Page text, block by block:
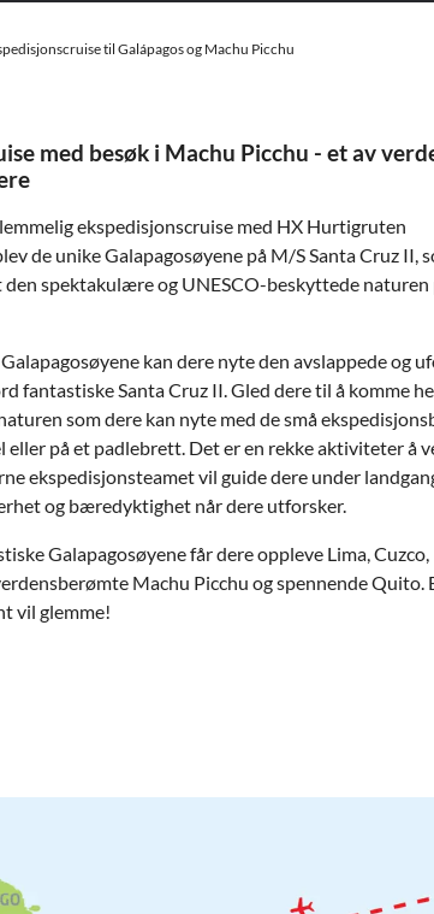
til Galápagos og Machu Picchu
med besøk i Machu Picchu - et av
ekspedisjonscruise med HX Hurtigruten
de unike Galapagosøyene på M/S Santa Cruz II,
spektakulære og UNESCO-beskyttede naturen
kan dere nyte den avslappede og
fantastiske Santa Cruz II. Gled dere til å komme
som dere kan nyte med de små
eller på et padlebrett. Det er en rekke aktiviteter å
ekspedisjonsteamet vil guide dere under
og bæredyktighet når dere utforsker.
Galapagosøyene får dere oppleve Lima, Cuzco,
Machu Picchu og spennende Quito.
vil glemme!